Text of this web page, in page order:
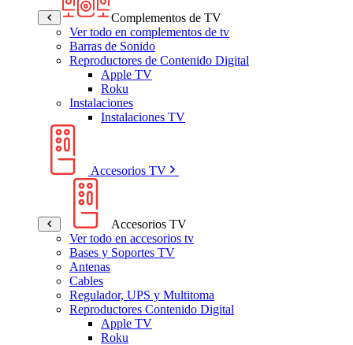
Complementos de TV
Ver todo en complementos de tv
Barras de Sonido
Reproductores de Contenido Digital
Apple TV
Roku
Instalaciones
Instalaciones TV
Accesorios TV
Accesorios TV
Ver todo en accesorios tv
Bases y Soportes TV
Antenas
Cables
Regulador, UPS y Multitoma
Reproductores Contenido Digital
Apple TV
Roku